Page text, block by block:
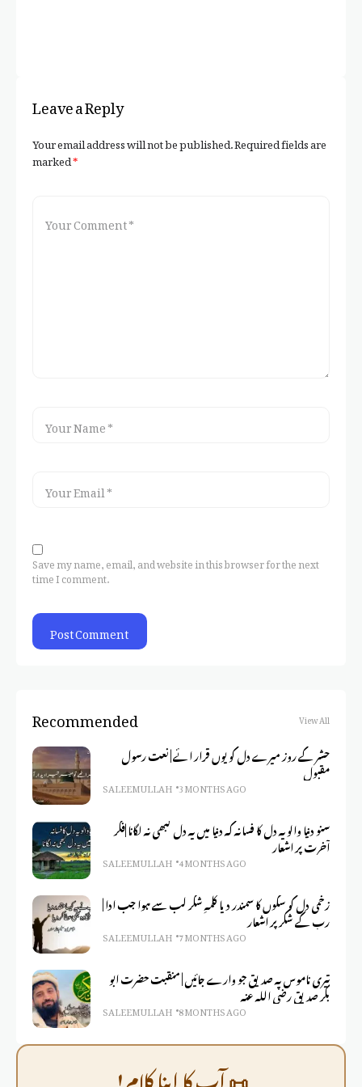
Leave a Reply
Your email address will not be published.Required fields are
marked*
Save my name, email, and website in this browser for the next
time I comment.
Recommended View All
حشر کے روز میرے دل کو یوں قرار ائے | نعت رسول
مقبول
SALEEM ULLAH 3 MONTHS AGO
سنو دنیا والو یہ دل کا فسانہ کہ دنیا میں یہ دل کبھی نہ لگانا |فکر
آخرت پر اشعار
SALEEM ULLAH 4 MONTHS AGO
زخمی دل کو سکوں کا سمندر دیا کلمہِ شکر لب سے ہوا جب ادا |
رب کے شکر پر اشعار
SALEEM ULLAH 7 MONTHS AGO
تیری ناموس پہ صدیق جو وارے جائیں | منقبت حضرت ابو
بکر صدیق رضی اللہ عنہ
SALEEM ULLAH 8 MONTHS AGO